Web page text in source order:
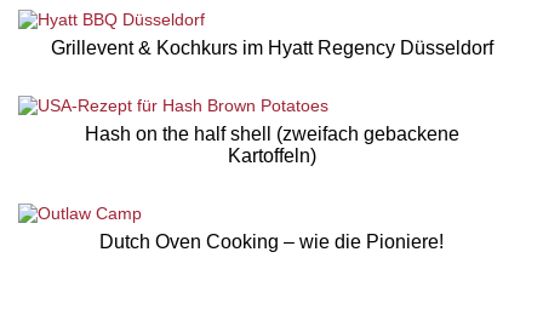
Grillevent & Kochkurs im Hyatt Regency Düsseldorf
Hash on the half shell (zweifach gebackene
Kartoffeln)
Dutch Oven Cooking – wie die Pioniere!